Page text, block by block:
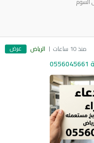
منذ 10 ساعات الرياض عرض